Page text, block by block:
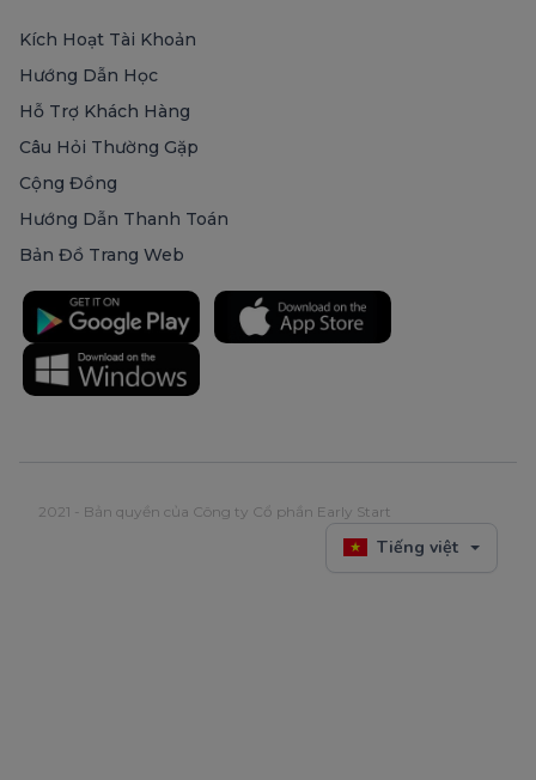
Kích Hoạt Tài Khoản
Hướng Dẫn Học
Hỗ Trợ Khách Hàng
Câu Hỏi Thường Gặp
Cộng Đồng
Hướng Dẫn Thanh Toán
Bản Đồ Trang Web
2021 - Bản quyền của Công ty Cổ phần Early Start
Tiếng việt